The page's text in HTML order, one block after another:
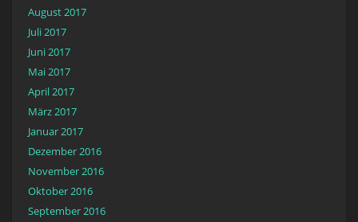
August 2017
Juli 2017
Juni 2017
Mai 2017
April 2017
März 2017
Januar 2017
Dezember 2016
November 2016
Oktober 2016
September 2016